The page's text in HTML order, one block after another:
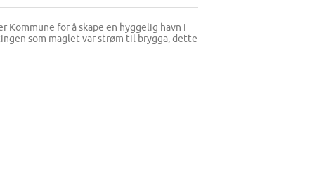
for å skape en hyggelig havn i
som maglet var strøm til brygga, dette